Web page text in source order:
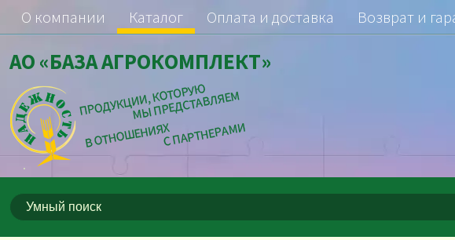
О компании Каталог Оплата и доставка Возврат и
АО «БАЗА АГРОКОМПЛЕКТ»